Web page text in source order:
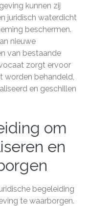
kunnen zij
juridisch waterdicht
beschermen.
nieuwe
van bestaande
zorgt ervoor
worden behandeld,
en geschillen
om
en
begeleiding
te waarborgen.